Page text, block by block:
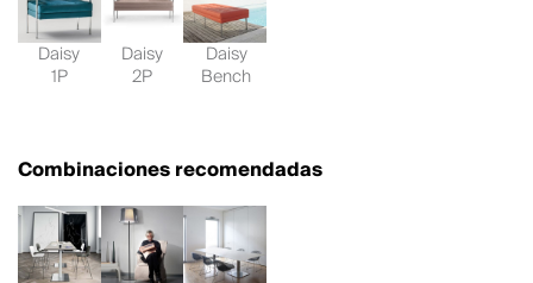
Daisy
1P
Daisy
2P
Daisy
Bench
Combinaciones recomendadas